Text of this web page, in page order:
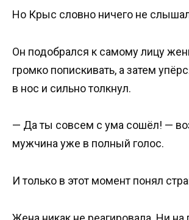
Но Крыс словно ничего не
Он подобрался к самому лицу
громко попискивать, а затем
в нос и сильно толкнул.
— Да ты совсем с ума сошёл! —
мужчина уже в полный голос.
И только в этот момент понял